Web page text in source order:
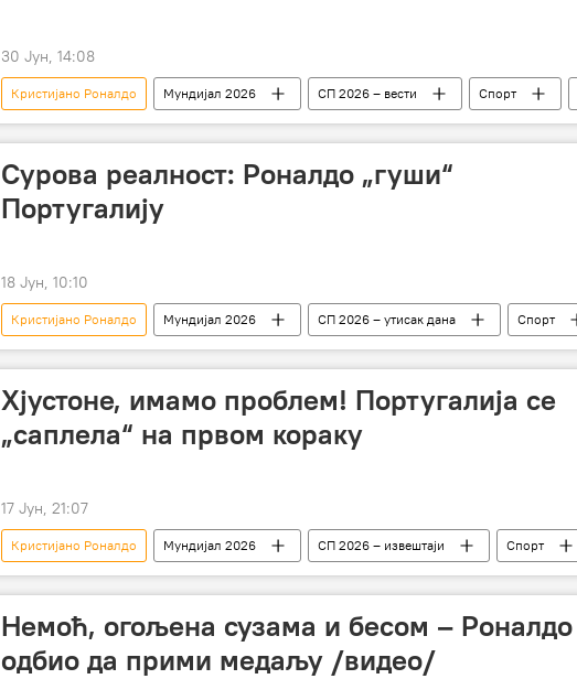
30 Јун, 14:08
Кристијано Роналдо Мундијал 2026 СП 2026 – вести Спорт
Сурова реалност: Роналдо „гуши“
Португалију
18 Јун, 10:10
Кристијано Роналдо Мундијал 2026 СП 2026 – утисак дана Спорт
Хјустоне, имамо проблем! Португалија се
„саплела“ на првом кораку
17 Јун, 21:07
Кристијано Роналдо Мундијал 2026 СП 2026 – извештаји Спорт
Немоћ, огољена сузама и бесом – Роналдо
одбио да прими медаљу /видео/